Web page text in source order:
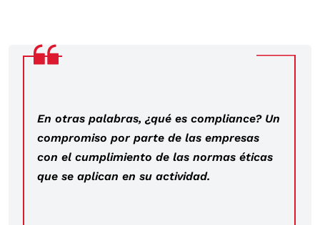
En otras palabras, ¿qué es compliance? Un
compromiso por parte de las empresas
con el cumplimiento de las normas éticas
que se aplican en su actividad.